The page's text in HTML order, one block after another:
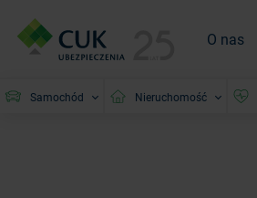
O nas
Samochód Nieruchomość